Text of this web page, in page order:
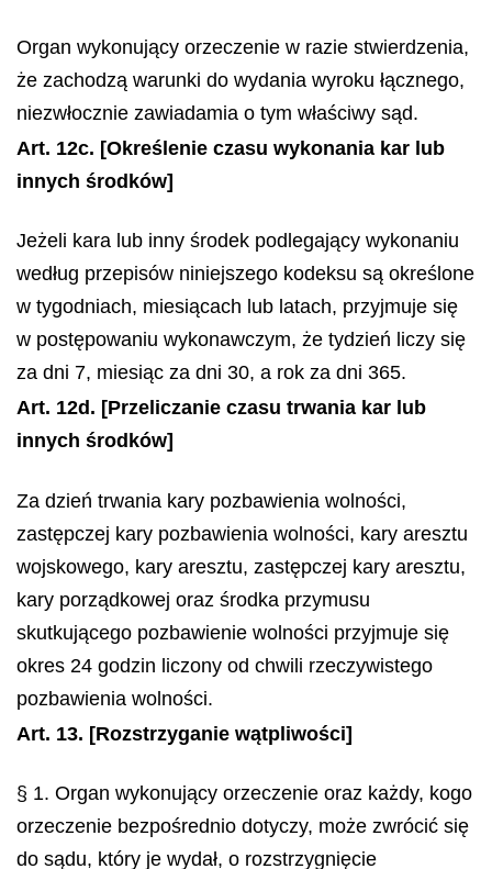
Organ wykonujący orzeczenie w razie stwierdzenia,
że zachodzą warunki do wydania wyroku łącznego,
niezwłocznie zawiadamia o tym właściwy sąd.
Art. 12c. [Określenie czasu wykonania kar lub
innych środków]
Jeżeli kara lub inny środek podlegający wykonaniu
według przepisów niniejszego kodeksu są określone
w tygodniach, miesiącach lub latach, przyjmuje się
w postępowaniu wykonawczym, że tydzień liczy się
za dni 7, miesiąc za dni 30, a rok za dni 365.
Art. 12d. [Przeliczanie czasu trwania kar lub
innych środków]
Za dzień trwania kary pozbawienia wolności,
zastępczej kary pozbawienia wolności, kary aresztu
wojskowego, kary aresztu, zastępczej kary aresztu,
kary porządkowej oraz środka przymusu
skutkującego pozbawienie wolności przyjmuje się
okres 24 godzin liczony od chwili rzeczywistego
pozbawienia wolności.
Art. 13. [Rozstrzyganie wątpliwości]
§ 1. Organ wykonujący orzeczenie oraz każdy, kogo
orzeczenie bezpośrednio dotyczy, może zwrócić się
do sądu, który je wydał, o rozstrzygnięcie